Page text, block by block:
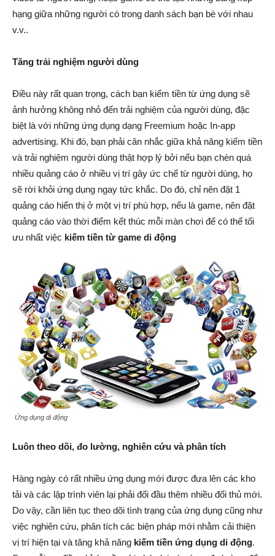
hạng giữa những người có trong danh sách bạn bè với nhau
v.v..
Tăng trải nghiệm người dùng
Điều này rất quan trọng, cách bạn kiếm tiền từ ứng dụng sẽ
ảnh hưởng không nhỏ đến trải nghiệm của người dùng, đặc
biệt là với những ứng dụng dạng Freemium hoặc In-app
advertising. Khi đó, bạn phải cân nhắc giữa khả năng kiếm tiền
và trải nghiệm người dùng thật hợp lý bởi nếu bạn chèn quá
nhiều quảng cáo ở nhiều vị trí gây ức chế từ người dùng, họ
sẽ rời khỏi ứng dụng ngay tức khắc. Do đó, chỉ nên đặt 1
quảng cáo hiển thị ở một vị trí phù hợp, nếu là game, nên đặt
quảng cáo vào thời điểm kết thúc mỗi màn chơi để có thể tối
ưu nhất việc kiếm tiền từ game di động
Ứng dụng di động
Luôn theo dõi, đo lường, nghiên cứu và phân tích
Hàng ngày có rất nhiều ứng dụng mới được đưa lên các kho
tải và các lập trình viên lại phải đối đầu thêm nhiều đối thủ mới.
Do vậy, cần liên tục theo dõi tình trạng của ứng dụng cũng như
việc nghiên cứu, phân tích các biện pháp mới nhằm cải thiện
vị trí hiện tại và tăng khả năng kiếm tiền ứng dụng di động.